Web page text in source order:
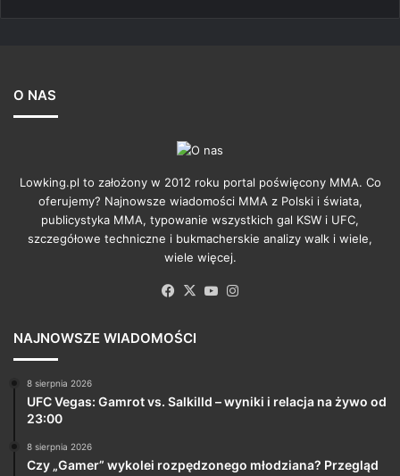
O NAS
Lowking.pl to założony w 2012 roku portal poświęcony MMA. Co
oferujemy? Najnowsze wiadomości MMA z Polski i świata,
publicystyka MMA, typowanie wszystkich gal KSW i UFC,
szczegółowe techniczne i bukmacherskie analizy walk i wiele,
wiele więcej.
Facebook
X YouTube
NAJNOWSZE WIADOMOŚCI
8 sierpnia 2026
UFC Vegas: Gamrot vs. Salkilld – wyniki i relacja na żywo od
23:00
8 sierpnia 2026
Czy „Gamer” wykolei rozpędzonego młodziana? Przegląd